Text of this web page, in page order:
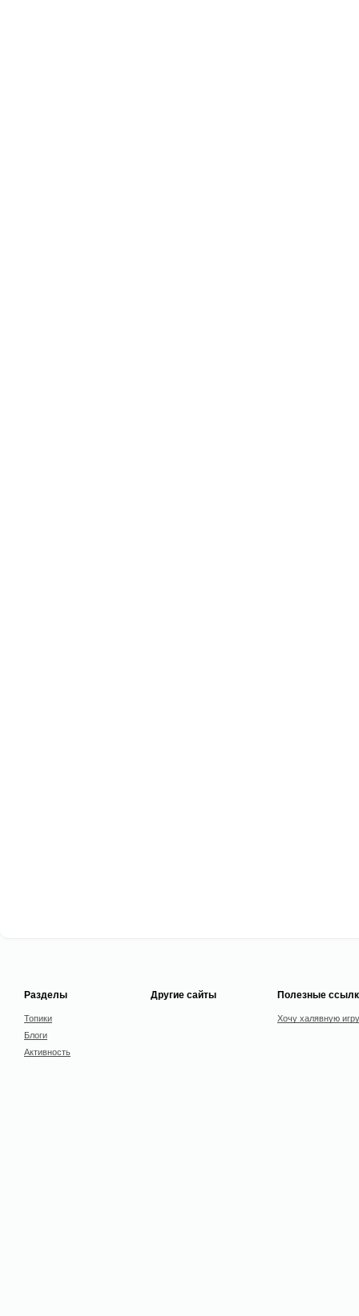
Разделы
Топики
Блоги
Активность
Другие сайты Полезные
Хочу халявную игру